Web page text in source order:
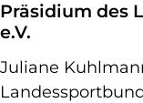
Präsidium des
e.V.
Juliane